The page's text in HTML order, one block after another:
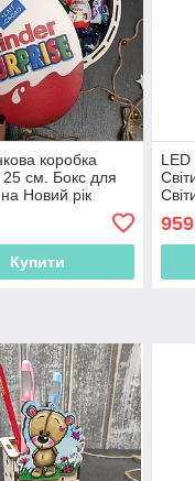
коробка
25 см. Бокс для
Новий рік
Купити
LED